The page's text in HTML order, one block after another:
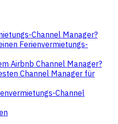
Channel Manager?
Ferienvermietungs-
Airbnb Channel Manager?
Channel Manager für
Channel